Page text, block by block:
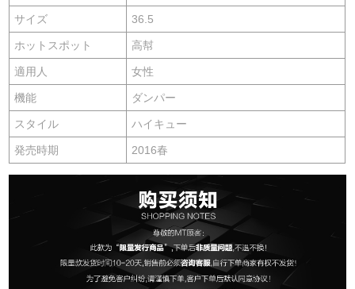
サイズ 36.5
ホットスポット 高幇
適用人 女性
機能 ダンパー
スタイル ハイキュー
発売時期 2016春